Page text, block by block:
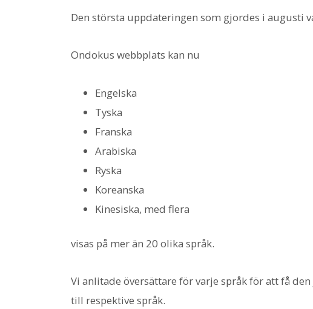
Den största uppdateringen som gjordes i augusti
Ondokus webbplats kan nu
Engelska
Tyska
Franska
Arabiska
Ryska
Koreanska
Kinesiska, med flera
visas på mer än 20 olika språk.
Vi anlitade översättare för varje språk för att få
till respektive språk.